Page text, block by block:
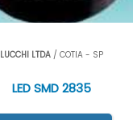
LUCCHI LTDA / COTIA - SP
LED SMD 2835